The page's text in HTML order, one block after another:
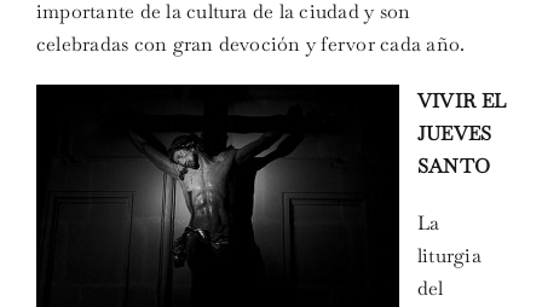
importante de la cultura de la ciudad y son
celebradas con gran devoción y fervor cada año.
VIVIR EL
JUEVES
SANTO
La
liturgia
del